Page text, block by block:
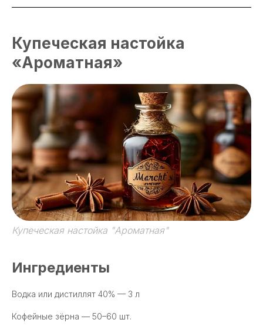
Купеческая настойка
«Ароматная»
Купеческая настойка "Ароматная"
Ингредиенты
Водка или дистиллят 40% — 3 л
Кофейные зёрна — 50–60 шт.